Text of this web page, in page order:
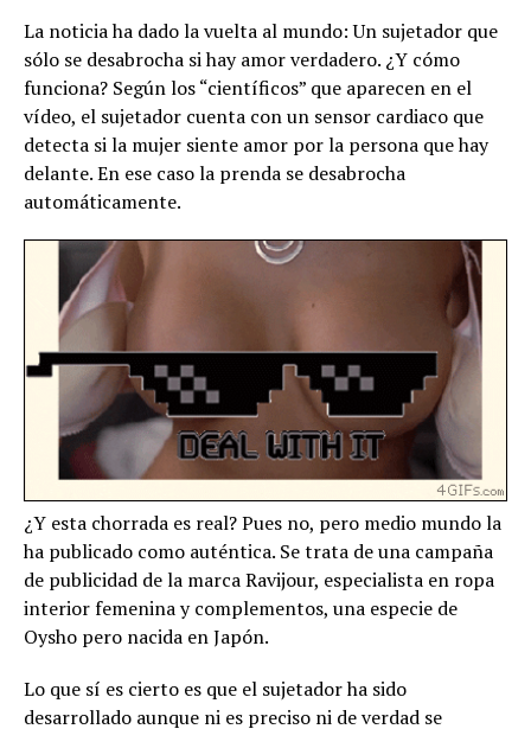
La noticia ha dado la vuelta al mundo: Un sujetador que
sólo se desabrocha si hay amor verdadero. ¿Y cómo
funciona? Según los “científicos” que aparecen en el
vídeo, el sujetador cuenta con un sensor cardiaco que
detecta si la mujer siente amor por la persona que hay
delante. En ese caso la prenda se desabrocha
automáticamente.
¿Y esta chorrada es real? Pues no, pero medio mundo la
ha publicado como auténtica. Se trata de una campaña
de publicidad de la marca Ravijour, especialista en ropa
interior femenina y complementos, una especie de
Oysho pero nacida en Japón.
Lo que sí es cierto es que el sujetador ha sido
desarrollado aunque ni es preciso ni de verdad se